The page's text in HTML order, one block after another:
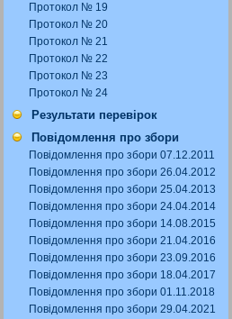
Протокол № 19
Протокол № 20
Протокол № 21
Протокол № 22
Протокол № 23
Протокол № 24
Результати перевірок
Повідомлення про збори
Повідомлення про збори 07.12.2011
Повідомлення про збори 26.04.2012
Повідомлення про збори 25.04.2013
Повідомлення про збори 24.04.2014
Повідомлення про збори 14.08.2015
Повідомлення про збори 21.04.2016
Повідомлення про збори 23.09.2016
Повідомлення про збори 18.04.2017
Повідомлення про збори 01.11.2018
Повідомлення про збори 29.04.2021